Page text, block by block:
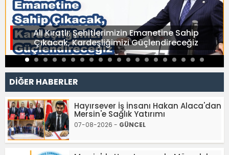
Ali Kıratlı: Şehitlerimizin Emanetine Sahip
Çıkacak, Kardeşliğimizi Güçlendireceğiz
DİĞER HABERLER
Hayırsever İş İnsanı Hakan Alaca'dan
Mersin'e Sağlık Yatırımı
07-08-2026 - GÜNCEL